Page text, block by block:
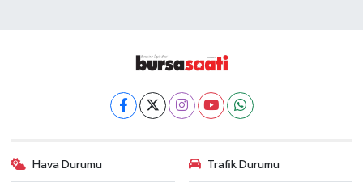
Hava Durumu Trafik Durumu